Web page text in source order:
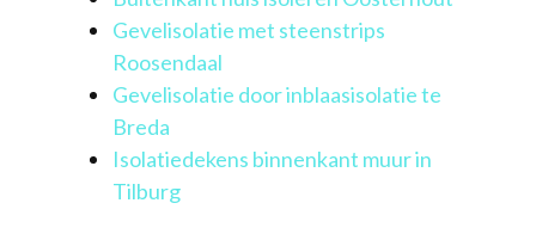
Gevelisolatie met steenstrips
Roosendaal
Gevelisolatie door inblaasisolatie te
Breda
Isolatiedekens binnenkant muur in
Tilburg